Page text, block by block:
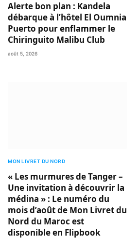
Alerte bon plan : Kandela
débarque à l’hôtel El Oumnia
Puerto pour enflammer le
Chiringuito Malibu Club
août 5, 2026
MON LIVRET DU NORD
« Les murmures de Tanger –
Une invitation à découvrir la
médina » : Le numéro du
mois d’août de Mon Livret du
Nord du Maroc est
disponible en Flipbook